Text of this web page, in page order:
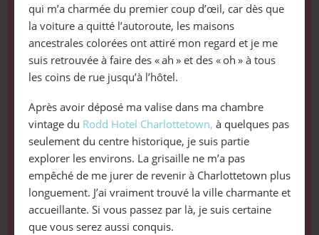
qui m’a charmée du premier coup d’œil, car dès que
la voiture a quitté l’autoroute, les maisons
ancestrales colorées ont attiré mon regard et je me
suis retrouvée à faire des « ah » et des « oh » à tous
les coins de rue jusqu’à l’hôtel.
Après avoir déposé ma valise dans ma chambre
vintage du Rodd Hotel Charlottetown, à quelques pas
seulement du centre historique, je suis partie
explorer les environs. La grisaille ne m’a pas
empêché de me jurer de revenir à Charlottetown plus
longuement. J’ai vraiment trouvé la ville charmante et
accueillante. Si vous passez par là, je suis certaine
que vous serez aussi conquis.